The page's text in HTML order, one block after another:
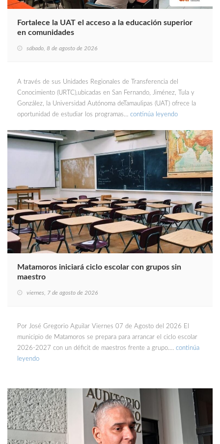
Fortalece la UAT el acceso a la educación superior
en comunidades
sábado, 8 de agosto de 2026
A través de sus Unidades Regionales de Transferencia del
Conocimiento (URTC),ubicadas en San Fernando, Jiménez, Tula y
González, la Universidad Autónoma deTamaulipas (UAT) ofrece la
oportunidad de estudiar los programas… continúa leyendo
Matamoros iniciará ciclo escolar con grupos sin
maestro
viernes, 7 de agosto de 2026
Por José Gregorio Aguilar Viernes 07 de Agosto del 2026 El
municipio de Matamoros se prepara para arrancar el ciclo escolar
2026-2027 con un déficit de maestros frente a grupo.… continúa
leyendo